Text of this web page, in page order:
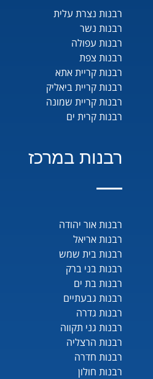
רבנות נצרת עלית
רבנות נשר
רבנות עפולה
רבנות צפת
רבנות קריית אתא
רבנות קריית ביאליק
רבנות קריית שמונה
רבנות קרית ים
רבנות במרכז
רבנות אור יהודה
רבנות אריאל
רבנות בית שמש
רבנות בני ברק
רבנות בת ים
רבנות גבעתיים
רבנות גדרה
רבנות גני תקווה
רבנות הרצליה
רבנות חדרה
רבנות חולון